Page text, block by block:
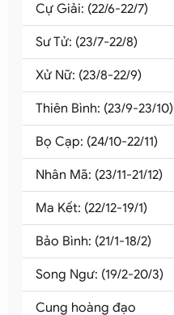
Cự Giải: (22/6-22/7)
Sư Tử: (23/7-22/8)
Xử Nữ: (23/8-22/9)
Thiên Bình: (23/9-23/10)
Bọ Cạp: (24/10-22/11)
Nhân Mã: (23/11-21/12)
Ma Kết: (22/12-19/1)
Bảo Bình: (21/1-18/2)
Song Ngư: (19/2-20/3)
Cung hoàng đạo